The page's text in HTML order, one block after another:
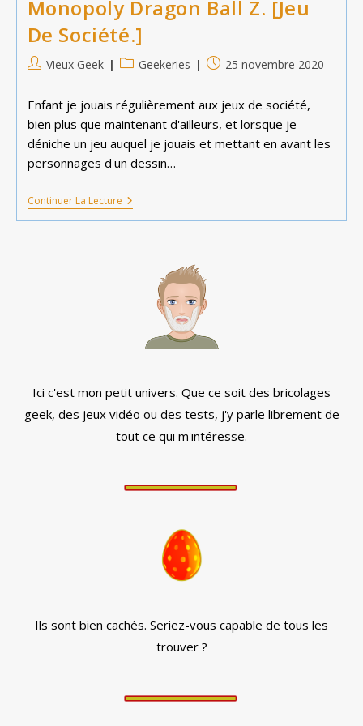
Monopoly Dragon Ball Z. [Jeu
De Société.]
Auteur/autrice
publication :
Vieux Geek
PostGeekeries
Publication
25 novembre 2020
Enfant je jouais régulièrement aux jeux de société,
bien plus que maintenant d'ailleurs, et lorsque je
déniche un jeu auquel je jouais et mettant en avant les
personnages d'un dessin…
Continuer La LectureMonopoly
Dragon
Ball
Société.]
Ici c'est mon petit univers. Que ce soit des bricolages
geek, des jeux vidéo ou des tests, j'y parle librement de
tout ce qui m'intéresse.
Ils sont bien cachés. Seriez-vous capable de tous les
trouver ?